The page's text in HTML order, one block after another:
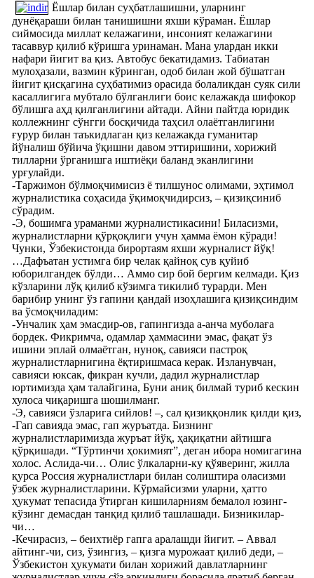
Ёшлар билан суҳбатлашишни, уларнинг
дунёқараши билан танишишни яхши кўраман. Ёшлар
сиймосида миллат келажагини, инсоният келажагини
тасаввур қилиб кўришга уринаман. Мана улардан икки
нафари йигит ва қиз. Автобус бекатидамиз. Табиатан
мулоҳазали, вазмин кўринган, одоб билан жой бўшатган
йигит қисқагина суҳбатимиз орасида болаликдан суяк сили
касаллигига мубтало бўлганлиги боис келажакда шифокор
бўлишга аҳд қилганлигини айтади. Айни пайтда юридик
коллежнинг сўнгги босқичида таҳсил олаётганлигини
ғурур билан таъкидлаган қиз келажакда гуманитар
йўналиш бўйича ўқишни давом эттиришини, хорижий
тилларни ўрганишга иштиёқи баланд эканлигини
урғулайди.
-Таржимон бўлмоқчимисиз ё тилшунос олимами, эҳтимол
журналистика соҳасида ўқимоқчидирсиз, – қизиқсиниб
сўрадим.
-Э, бошимга ураманми журналистикасини! Биласизми,
журналистларни қўрқоқлиги учун ҳамма ёмон кўради!
Чунки, Ўзбекистонда бирортаям яхши журналист йўқ!
…Дафъатан устимга бир челак қайноқ сув қуйиб
юборилгандек бўлди… Аммо сир бой бергим келмади. Қиз
кўзларини лўқ қилиб кўзимга тикилиб турарди. Мен
барибир унинг ўз гапини қандай изоҳлашига қизиқсиндим
ва ўсмоқчиладим:
-Унчалик ҳам эмасдир-ов, гапингизда а-анча муболаға
бордек. Фикримча, одамлар ҳаммасини эмас, фақат ўз
ишини эплай олмаётган, нуноқ, савияси пастроқ
журналистларнигина ёқтиришмаса керак. Изланувчан,
савияси юксак, фикран кучли, дадил журналистлар
юртимизда ҳам талайгина, Буни аниқ билмай туриб кескин
хулоса чиқаришга шошилманг.
-Э, савияси ўзларига сийлов! –, сал қизиққонлик қилди қиз,
-Гап савияда эмас, гап журъатда. Бизнинг
журналистларимизда журъат йўқ, ҳақиқатни айтишга
қўрқишади. “Тўртинчи ҳокимият”, деган ибора номигагина
холос. Аслида-чи… Олис ўлкаларни-ку қўяверинг, жилла
қурса Россия журналистлари билан солиштира оласизми
ўзбек журналистларини. Кўрмайсизми уларни, ҳатто
ҳукумат тепасида ўтирган кишиларниям бемалол юзинг-
кўзинг демасдан танқид қилиб ташлашади. Бизникилар-
чи…
-Кечирасиз, – беихтиёр гапга аралашди йигит. – Аввал
айтинг-чи, сиз, ўзингиз, – қизга мурожаат қилиб деди, –
Ўзбекистон ҳукумати билан хорижий давлатларнинг